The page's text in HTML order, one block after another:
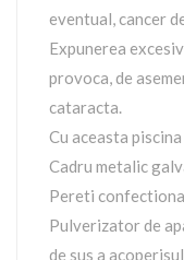
eventual, cancer
Expunerea
provoca, de
cataracta.
Cu aceasta
Cadru metalic
Pereti
Pulverizator de
de sus a